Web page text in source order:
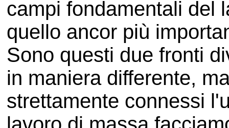
campi fondamentali del
quello ancor più
Sono questi due fronti
in maniera differente,
strettamente connessi